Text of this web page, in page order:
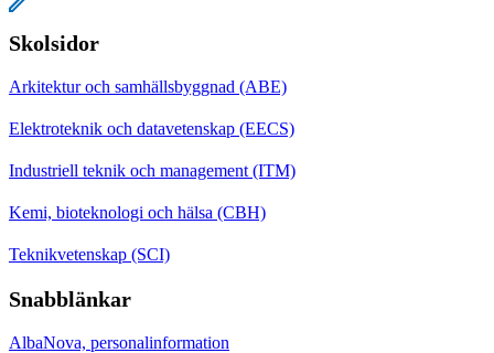
Skolsidor
Arkitektur och samhällsbyggnad (ABE)
Elektroteknik och datavetenskap (EECS)
Industriell teknik och management (ITM)
Kemi, bioteknologi och hälsa (CBH)
Teknikvetenskap (SCI)
Snabblänkar
AlbaNova, personalinformation